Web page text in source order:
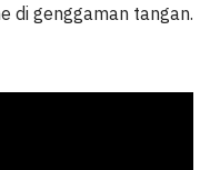
di genggaman tangan.